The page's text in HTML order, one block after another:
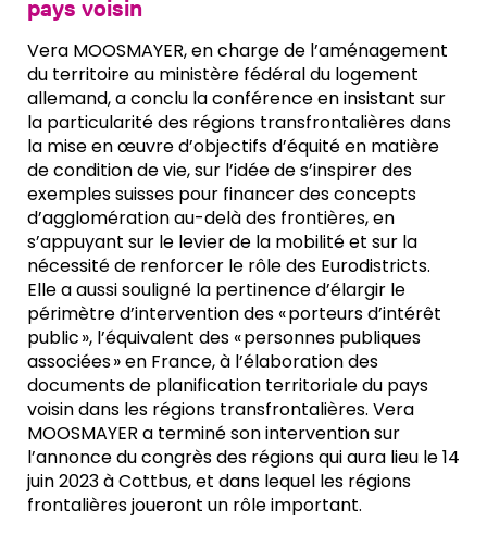
pays voisin
Vera MOOSMAYER, en charge de l’aménagement
du territoire au ministère fédéral du logement
allemand, a conclu la conférence en insistant sur
la particularité des régions transfrontalières dans
la mise en œuvre d’objectifs d’équité en matière
de condition de vie, sur l’idée de s’inspirer des
exemples suisses pour financer des concepts
d’agglomération au-delà des frontières, en
s’appuyant sur le levier de la mobilité et sur la
nécessité de renforcer le rôle des Eurodistricts.
Elle a aussi souligné la pertinence d’élargir le
périmètre d’intervention des « porteurs d’intérêt
public », l’équivalent des « personnes publiques
associées » en France, à l’élaboration des
documents de planification territoriale du pays
voisin dans les régions transfrontalières. Vera
MOOSMAYER a terminé son intervention sur
l’annonce du congrès des régions qui aura lieu le 14
juin 2023 à Cottbus, et dans lequel les régions
frontalières joueront un rôle important.